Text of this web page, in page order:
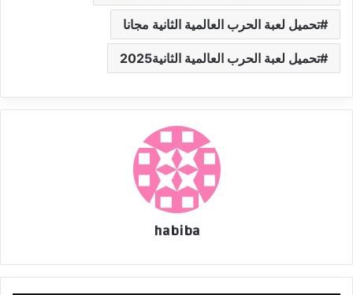
تحميل لعبة الحرب العالمية الثانية مجانا
تحميل لعبة الحرب العالمية الثانية2025
habiba